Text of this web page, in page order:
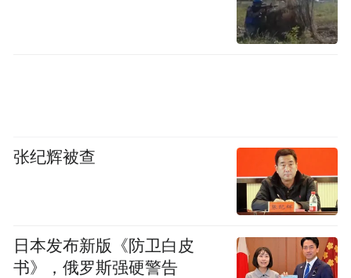
张纪辉被查
日本发布新版《防卫白皮
书》，俄罗斯强硬警告